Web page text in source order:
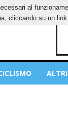
PRIVACY POLICY
al
cliccando su un